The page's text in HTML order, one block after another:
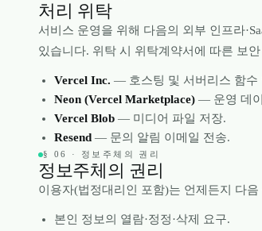
처리 위탁
서비스 운영을 위해 다음의 외부 인프라
있습니다. 위탁 시 위탁계약서에 따른 보
Vercel Inc. — 호스팅 및 서버리스 함수
Neon (Vercel Marketplace) — 운영 데
Vercel Blob — 미디어 파일 저장.
Resend — 문의 알림 이메일 전송.
§ 06 · 정보주체의 권리
정보주체의 권리
이용자(법정대리인 포함)는 언제든지 다
본인 정보의 열람·정정·삭제 요구.